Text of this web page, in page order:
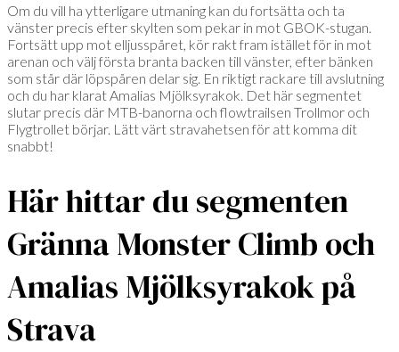
Om du vill ha ytterligare utmaning kan du fortsätta och ta
vänster precis efter skylten som pekar in mot GBOK-stugan.
Fortsätt upp mot elljusspåret, kör rakt fram istället för in mot
arenan och välj första branta backen till vänster, efter bänken
som står där löpspåren delar sig. En riktigt rackare till avslutning
och du har klarat Amalias Mjölksyrakok. Det här segmentet
slutar precis där MTB-banorna och flowtrailsen Trollmor och
Flygtrollet börjar. Lätt värt stravahetsen för att komma dit
snabbt!
Här hittar du segmenten
Gränna Monster Climb och
Amalias Mjölksyrakok på
Strava